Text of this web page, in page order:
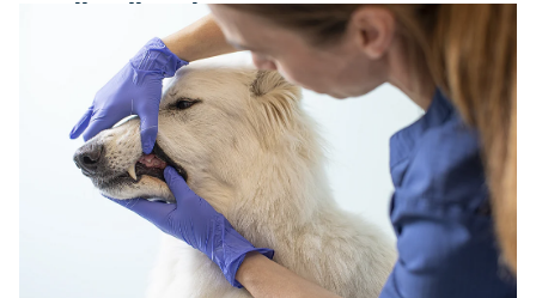
Tandheelkunde